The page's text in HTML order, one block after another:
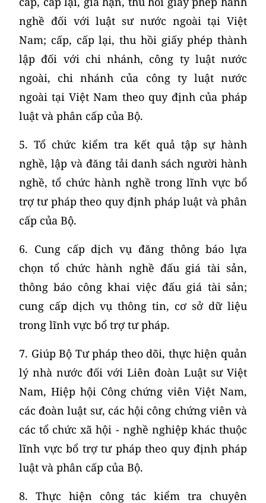
nghề đối với luật sư nước ngoài tại Việt
Nam; cấp, cấp lại, thu hồi giấy phép thành
lập đối với chi nhánh, công ty luật nước
ngoài, chi nhánh của công ty luật nước
ngoài tại Việt Nam theo quy định của pháp
luật và phân cấp của Bộ.
5. Tổ chức kiểm tra kết quả tập sự hành
nghề, lập và đăng tải danh sách người hành
nghề, tổ chức hành nghề trong lĩnh vực bổ
trợ tư pháp theo quy định pháp luật và phân
cấp của Bộ.
6. Cung cấp dịch vụ đăng thông báo lựa
chọn tổ chức hành nghề đấu giá tài sản,
thông báo công khai việc đấu giá tài sản;
cung cấp dịch vụ thông tin, cơ sở dữ liệu
trong lĩnh vực bổ trợ tư pháp.
7. Giúp Bộ Tư pháp theo dõi, thực hiện quản
lý nhà nước đối với Liên đoàn Luật sư Việt
Nam, Hiệp hội Công chứng viên Việt Nam,
các đoàn luật sư, các hội công chứng viên và
các tổ chức xã hội - nghề nghiệp khác thuộc
lĩnh vực bổ trợ tư pháp theo quy định pháp
luật và phân cấp của Bộ.
8. Thực hiện công tác kiểm tra chuyên